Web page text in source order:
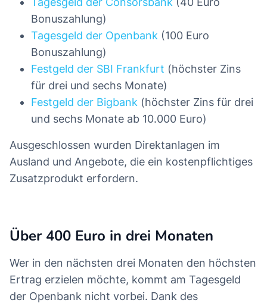
Bonuszahlung)
Tagesgeld der Openbank (100 Euro
Bonuszahlung)
Festgeld der SBI Frankfurt (höchster Zins
für drei und sechs Monate)
Festgeld der Bigbank (höchster Zins für drei
und sechs Monate ab 10.000 Euro)
Ausgeschlossen wurden Direktanlagen im
Ausland und Angebote, die ein kostenpflichtiges
Zusatzprodukt erfordern.
Über 400 Euro in drei Monaten
Wer in den nächsten drei Monaten den höchsten
Ertrag erzielen möchte, kommt am Tagesgeld
der Openbank nicht vorbei. Dank des